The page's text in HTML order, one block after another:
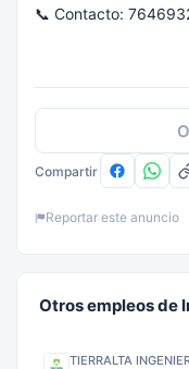
📞 Contacto:
Compartir
Reportar este anuncio
Otros empleos de
TIERRALTA